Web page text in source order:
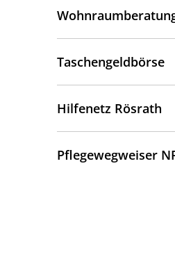
Taschengeldbörse
Hilfenetz Rösrath
Pflegewegweiser